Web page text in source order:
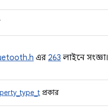
এর 263 লাইনে সংজ্ঞা।
প্রকার